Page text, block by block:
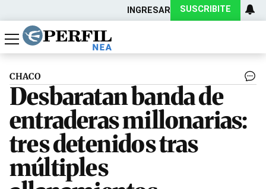
INGRESAR SUSCRIBITE
Política
Economía
Actualidad
CHACO
Desbaratan banda de
entraderas millonarias:
tres detenidos tras
múltiples